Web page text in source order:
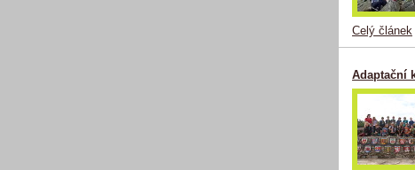
Celý článek
Adaptační